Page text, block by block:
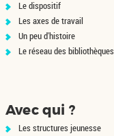
Le dispositif
Les axes de travail
Un peu d'histoire
Le réseau des bibliothèques
Avec qui ?
Les structures jeunesse